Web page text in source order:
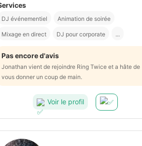
DJ événementiel Animation de soirée
Mixage en direct DJ pour corporate ...
Pas encore d'avis
Jonathan vient de rejoindre Ring Twice et a hâte de
vous donner un coup de main.
Voir le profil